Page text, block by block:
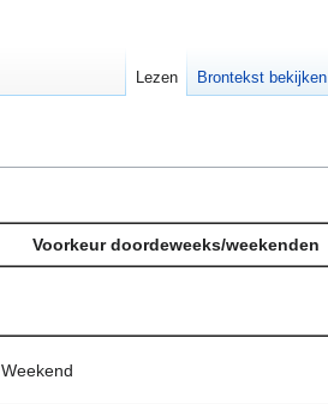
Voorkeur doordeweeks/weekenden
Weekend
Lezen Brontekst bekijken